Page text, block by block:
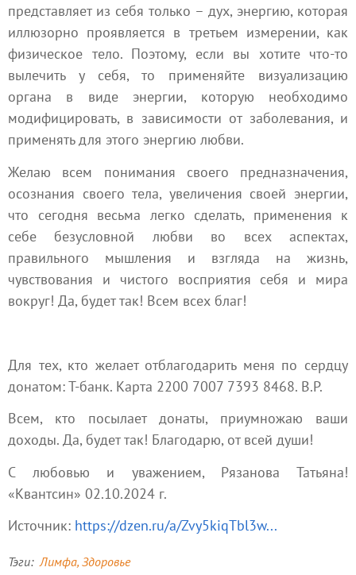
представляет из себя только – дух, энергию, которая
иллюзорно проявляется в третьем измерении, как
физическое тело. Поэтому, если вы хотите что-то
вылечить у себя, то применяйте визуализацию
органа в виде энергии, которую необходимо
модифицировать, в зависимости от заболевания, и
применять для этого энергию любви.
Желаю всем понимания своего предназначения,
осознания своего тела, увеличения своей энергии,
что сегодня весьма легко сделать, применения к
себе безусловной любви во всех аспектах,
правильного мышления и взгляда на жизнь,
чувствования и чистого восприятия себя и мира
вокруг! Да, будет так! Всем всех благ!
Для тех, кто желает отблагодарить меня по сердцу
донатом: Т-банк. Карта 2200 7007 7393 8468. В.Р.
Всем, кто посылает донаты, приумножаю ваши
доходы. Да, будет так! Благодарю, от всей души!
С любовью и уважением, Рязанова Татьяна!
«Квантсин» 02.10.2024 г.
Источник: https://dzen.ru/a/Zvy5kiqTbl3w...
Тэги Лимфа Здоровье